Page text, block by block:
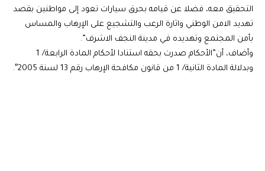
التحقيق معه، فضلا عن قيامه بحرق سيارات تعود إلى مواطنين بقصد
تهديد الامن الوطني واثارة الرعب والتشجيع على الإرهاب والمساس
بأمن المجتمع وتهديده في مدينة النجف الاشرف”.
وأضاف، أن”الأحكام صدرت بحقه استنادا لأحكام المادة الرابعة/ 1
وبدلالة المادة الثانية/ 1 من قانون مكافحة الإرهاب رقم 13 لسنة 2005″.